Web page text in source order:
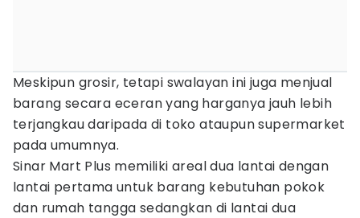
Meskipun grosir, tetapi swalayan ini juga menjual
barang secara eceran yang harganya jauh lebih
terjangkau daripada di toko ataupun supermarket
pada umumnya.
Sinar Mart Plus memiliki areal dua lantai dengan
lantai pertama untuk barang kebutuhan pokok
dan rumah tangga sedangkan di lantai dua